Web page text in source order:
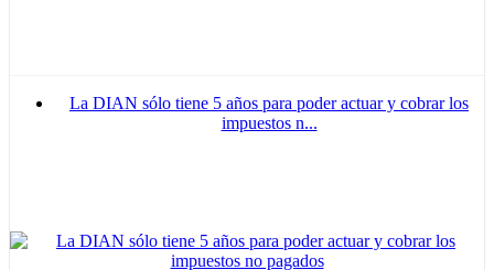
La DIAN sólo tiene 5 años para poder actuar y cobrar los
impuestos n...